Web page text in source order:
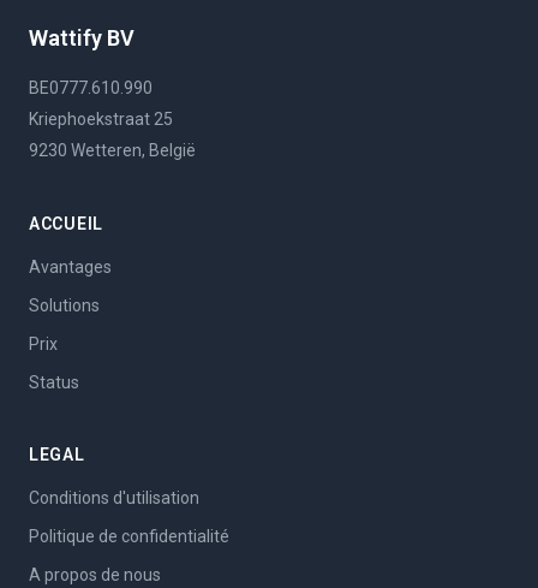
Wattify BV
BE0777.610.990
Kriephoekstraat 25
9230 Wetteren, België
ACCUEIL
Avantages
Solutions
Prix
Status
LEGAL
Conditions d'utilisation
Politique de confidentialité
A propos de nous